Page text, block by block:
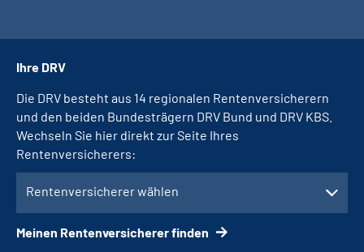
Ihre DRV
Die DRV besteht aus 14 regionalen Rentenversicherern
und den beiden Bundesträgern DRV Bund und DRV KBS.
Wechseln Sie hier direkt zur Seite Ihres
Rentenversicherers:
Rentenversicherer wählen
Meinen Rentenversicherer finden